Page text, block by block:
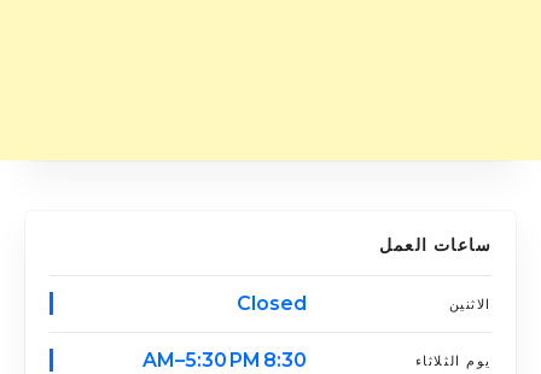
ساعات العمل
الاثنين Closed
يوم الثلاثاء 8:30 AM–5:30 PM